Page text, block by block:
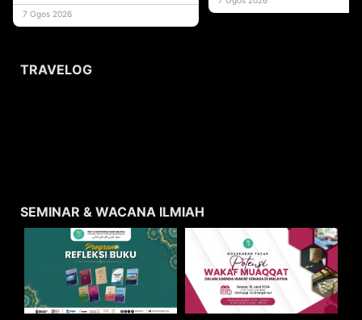
usaha
7 Ogos 2026
TRAVELOG
SEMINAR & WACANA ILMIAH